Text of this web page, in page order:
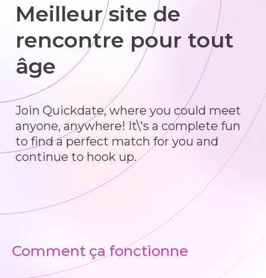
Meilleur site de
rencontre pour tout
âge
Join Quickdate, where you could meet
anyone, anywhere! It\'s a complete fun
to find a perfect match for you and
continue to hook up.
Comment ça fonctionne